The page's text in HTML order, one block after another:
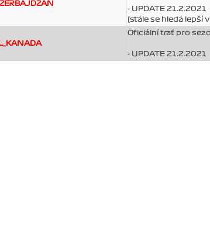
- UPDATE 21.2.2021
(stále se hledá lepší
Oficiální trať pro
- UPDATE 21.2.2021